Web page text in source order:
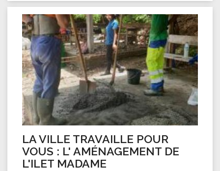
LA VILLE TRAVAILLE POUR
VOUS : L' AMÉNAGEMENT DE
L'ILET MADAME